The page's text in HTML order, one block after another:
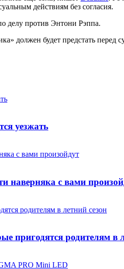
действиям без согласия.
делу против Энтони Рэппа.
должен будет предстать
уезжать
наверняка с вами
пригодятся родителям в